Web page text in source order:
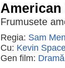
Frumusete
Regia: Sam
Cu: Kevin
Gen film: Dramă